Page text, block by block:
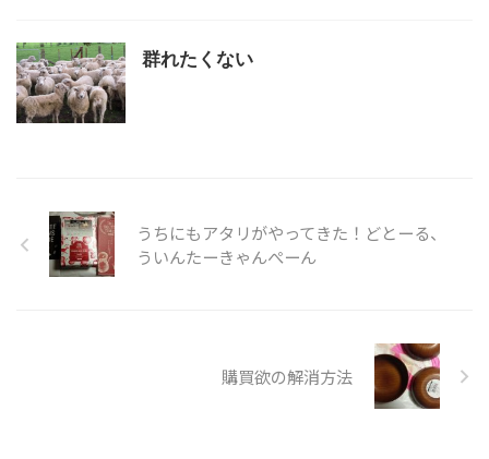
群れたくない
うちにもアタリがやってきた！どとーる、
ういんたーきゃんぺーん
購買欲の解消方法